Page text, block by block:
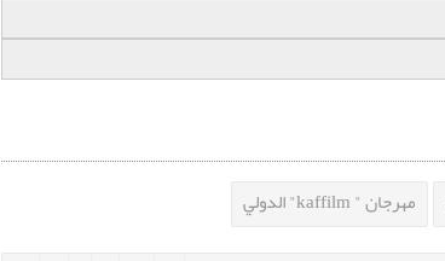
مهرجان " kaffilm" الدولي